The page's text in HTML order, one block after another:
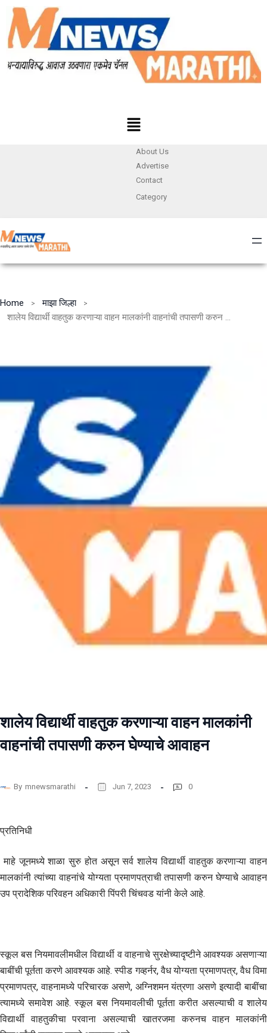
About Us
Advertise
Contact
Category
Home
माझा जिल्हा
शालेय विद्यार्थी वाहतुक करणाऱ्या वाहन मालकांनी वाहनांची तपासणी करुन घेण्याचे आवाहन
शालेय विद्यार्थी वाहतुक करणाऱ्या वाहन मालकांनी
वाहनांची तपासणी करुन घेण्याचे आवाहन
By mnewsmarathi Jun 7, 2023 0
प्रतिनिधी
माहे जूनमध्ये शाळा सुरु होत असून सर्व शालेय विद्यार्थी वाहतुक करणाऱ्या वाहन
मालकांनी त्यांच्या वाहनांचे योग्यता प्रमाणपत्राची तपासणी करुन घेण्याचे आवाहन
उप प्रादेशिक परिवहन अधिकारी पिंपरी चिंचवड यांनी केले आहे.
स्कूल बस नियमावलीमधील विद्यार्थी व वाहनाचे सुरक्षेच्यादृष्टीने आवश्यक असणाऱ्या
बाबींची पूर्तता करणे आवश्यक आहे. स्पीड गव्हर्नर, वैध योग्यता प्रमाणपत्र, वैध विमा
प्रमाणपत्र, वाहनामध्ये परिचारक असणे, अग्निशमन यंत्रणा असणे इत्यादी बाबींचा
त्यामध्ये समावेश आहे. स्कूल बस नियमावलीची पूर्तता करीत असल्याची व शालेय
विद्यार्थी वाहतुकीचा परवाना असल्याची खातरजमा करुनच वाहन मालकांनी